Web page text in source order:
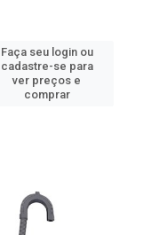
Faça seu login ou
cadastre-se para
ver preços e
comprar